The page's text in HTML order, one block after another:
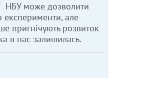
НБУ може дозволити
експерименти, але
пригнічують розвиток
в нас залишилась.